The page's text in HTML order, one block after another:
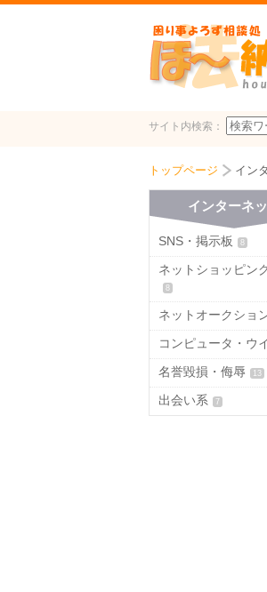
サイト内検索：
トップページ イン
インターネ
SNS・掲示板 8
ネットショッピン
8
ネットオークショ
コンピュータ・ウ
名誉毀損・侮辱 13
出会い系 7